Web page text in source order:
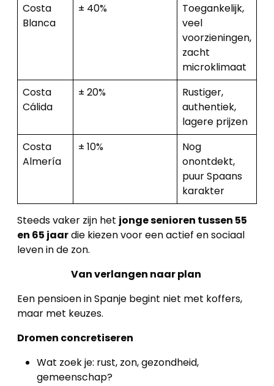
Costa
Blanca
± 40%
Toegankelijk,
veel
voorzieningen,
zacht
microklimaat
Costa
Cálida
± 20%
Rustiger,
authentiek,
lagere prijzen
Costa
Almería
± 10%
Nog
onontdekt,
puur Spaans
karakter
Steeds vaker zijn het jonge senioren tussen 55
en 65 jaardie kiezen voor een actief en sociaal
leven in de zon.
Van verlangen naar plan
Een pensioen in Spanje begint niet met koffers,
maar met keuzes.
Dromen concretiseren
Wat zoek je: rust, zon, gezondheid,
gemeenschap?